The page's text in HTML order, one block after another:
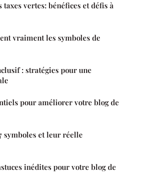
taxes vertes: bénéfices et défis à
vraiment les symboles de
: stratégies pour une
pour améliorer votre blog de
symboles et leur réelle
inédites pour votre blog de